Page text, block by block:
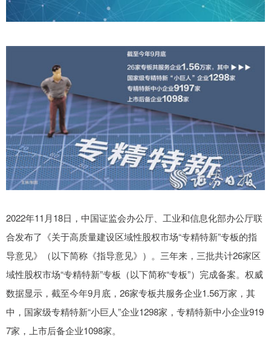
2022年11月18日，中国证监会办公厅、工业和信息化部办公厅联
合发布了《关于高质量建设区域性股权市场“专精特新”专板的指
导意见》（以下简称《指导意见》）。三年来，三批共计26家区
域性股权市场“专精特新”专板（以下简称“专板”）完成备案。权威
数据显示，截至今年9月底，26家专板共服务企业1.56万家，其
中，国家级专精特新“小巨人”企业1298家，专精特新中小企业919
7家，上市后备企业1098家。